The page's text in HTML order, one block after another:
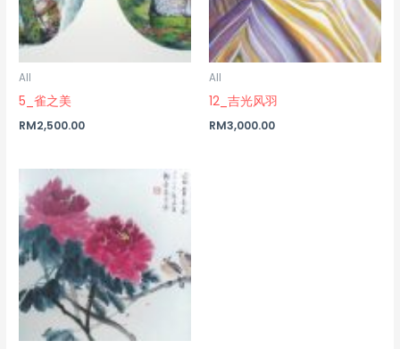
All
5_雀之美
RM2,500.00
All
12_吉光风羽
RM3,000.00